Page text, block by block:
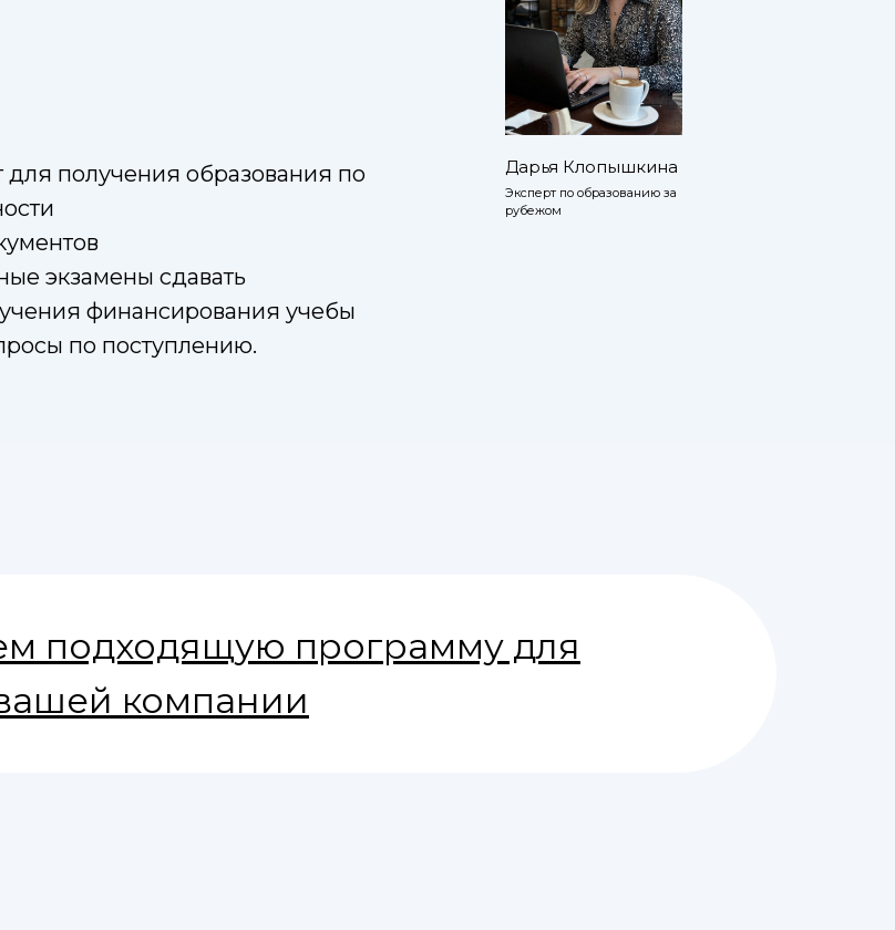
для получения образования по
экзамены сдавать
финансирования учебы
по поступлению.
Дарья Клопышкина
Эксперт по образованию за
рубежом
подходящую программу для
компании